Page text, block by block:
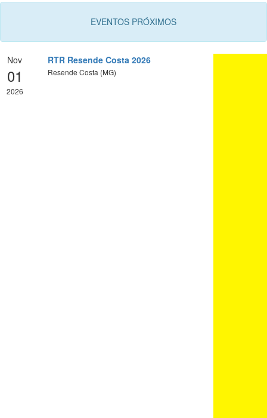
EVENTOS PRÓXIMOS
Nov
01
2026
RTR Resende Costa 2026
Resende Costa (MG)